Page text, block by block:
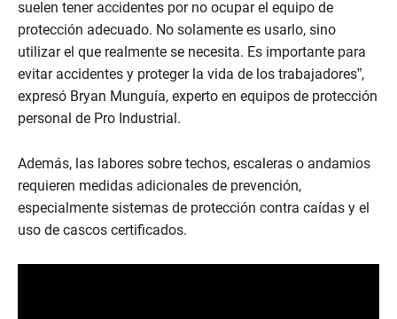
suelen tener accidentes por no ocupar el equipo de
protección adecuado. No solamente es usarlo, sino
utilizar el que realmente se necesita. Es importante para
evitar accidentes y proteger la vida de los trabajadores”,
expresó Bryan Munguía, experto en equipos de protección
personal de Pro Industrial.
Además, las labores sobre techos, escaleras o andamios
requieren medidas adicionales de prevención,
especialmente sistemas de protección contra caídas y el
uso de cascos certificados.